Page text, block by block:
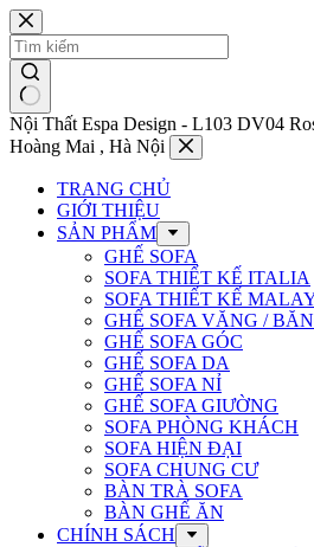
Chuyển
đến
phần
nội
dung
Nội Thất Espa Design - L103 DV04
Hoàng Mai , Hà Nội
TRANG CHỦ
GIỚI THIỆU
SẢN PHẨM
GHẾ SOFA
SOFA THIẾT KẾ ITALIA
SOFA THIẾT KẾ
GHẾ SOFA VĂNG /
GHẾ SOFA GÓC
GHẾ SOFA DA
GHẾ SOFA NỈ
GHẾ SOFA GIƯỜNG
SOFA PHÒNG KHÁCH
SOFA HIỆN ĐẠI
SOFA CHUNG CƯ
BÀN TRÀ SOFA
BÀN GHẾ ĂN
CHÍNH SÁCH